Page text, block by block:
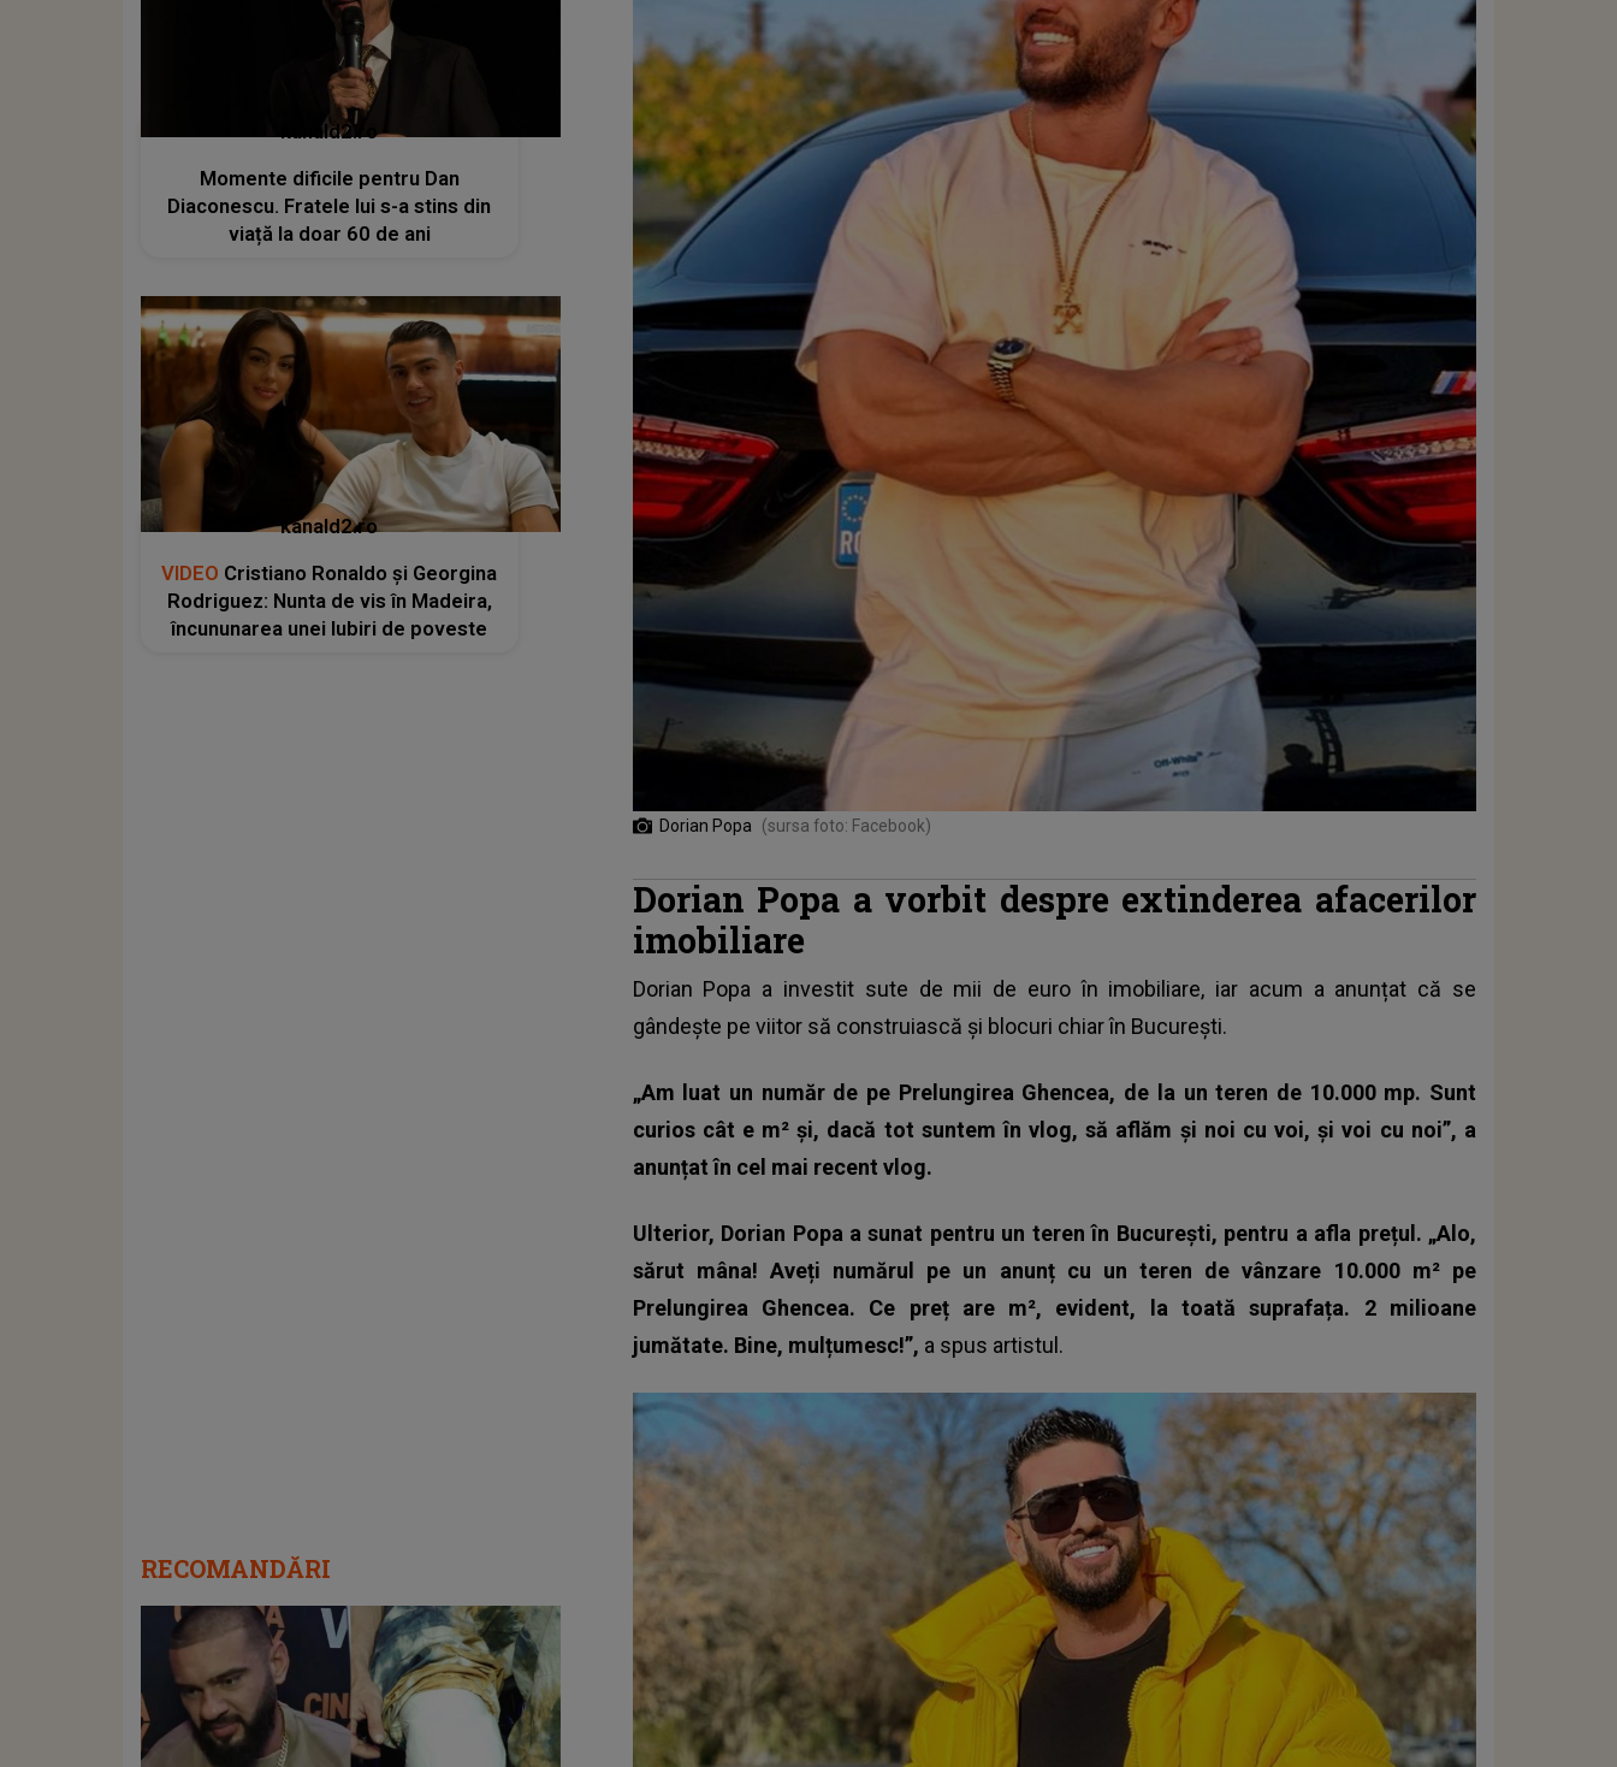
Dorian Popa (sursa foto: Facebook)
Dorian Popa a vorbit despre extinderea afacerilor
imobiliare
Dorian Popa a investit sute de mii de euro în imobiliare, iar acum a anunțat că se
gândește pe viitor să construiască și blocuri chiar în București.
„Am luat un număr de pe Prelungirea Ghencea, de la un teren de 10.000 mp. Sunt
curios cât e m² și, dacă tot suntem în vlog, să aflăm și noi cu voi, și voi cu noi”, a
anunțat în cel mai recent vlog.
Ulterior, Dorian Popa a sunat pentru un teren în București, pentru a afla prețul. „Alo,
sărut mâna! Aveți numărul pe un anunț cu un teren de vânzare 10.000 m² pe
Prelungirea Ghencea. Ce preț are m², evident, la toată suprafața. 2 milioane
jumătate. Bine, mulțumesc!”, a spus artistul.
kanald2.ro
Momente dificile pentru Dan
Diaconescu. Fratele lui s-a stins din
viață la doar 60 de ani
kanald2.ro
VIDEO Cristiano Ronaldo și Georgina
Rodriguez: Nunta de vis în Madeira,
încununarea unei Iubiri de poveste
RECOMANDĂRI